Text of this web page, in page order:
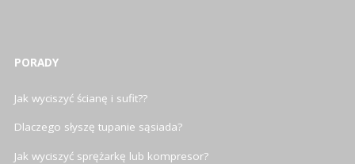
PORADY
Jak wyciszyć ścianę i sufit??
Dlaczego słyszę tupanie sąsiada?
Jak wyciszyć sprężarkę lub kompresor?